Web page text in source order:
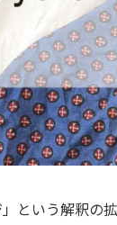
という解釈の